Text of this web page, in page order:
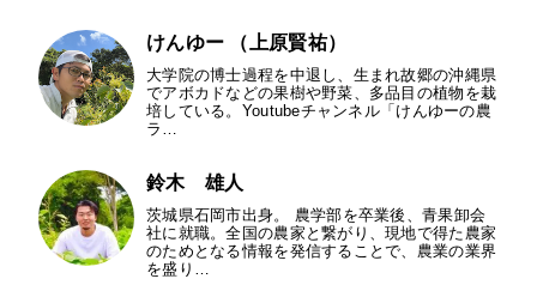
けんゆー （上原賢祐）
大学院の博士過程を中退し、生まれ故郷の沖縄県
でアボカドなどの果樹や野菜、多品目の植物を栽
培している。Youtubeチャンネル「けんゆーの農
ラ…
鈴木 雄人
茨城県石岡市出身。 農学部を卒業後、青果卸会
社に就職。全国の農家と繋がり、現地で得た農家
のためとなる情報を発信することで、農業の業界
を盛り…